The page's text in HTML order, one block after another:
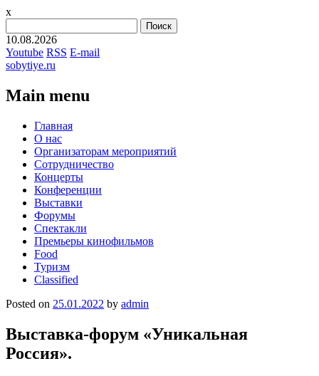
x
10.08.2026
Youtube RSS E-mail
sobytiye.ru
Main menu
Skip
content
Главная
О нас
Организаторам мероприятий
Сотрудничество
Концерты
Конференции
Выставки
Форумы
Спектакли
Премьеры кинофильмов
Food
Туризм
Сlassified
Posted on 25.01.2022 by admin
Выставка-форум «Уникальная
Россия».